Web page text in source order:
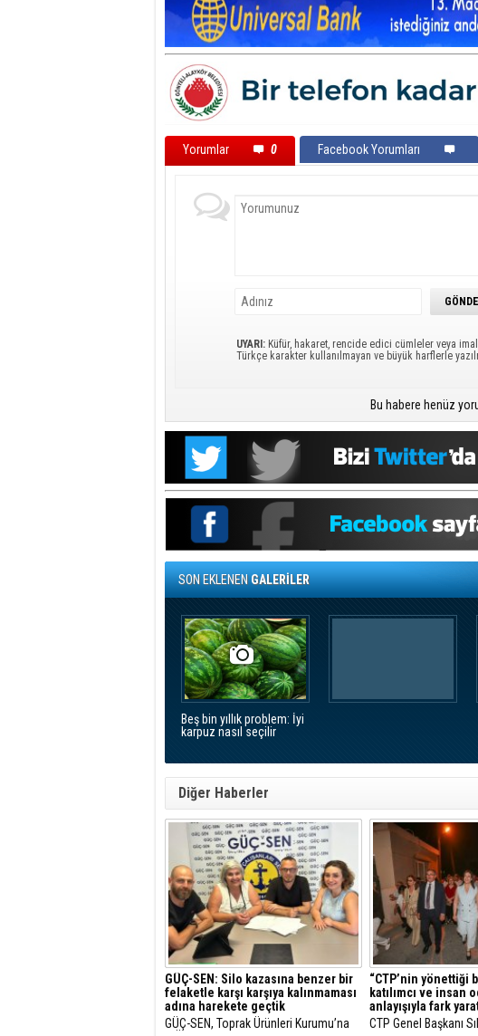
Yorumlar 0 Facebook Yorumları
UYARI: Küfür, hakaret, rencide edici cümleler veya
Türkçe karakter kullanılmayan ve büyük harflerle
Bu habere henüz
SON EKLENENGALERİLER
Beş bin yıllık problem: İyi
karpuz nasıl seçilir
Diğer Haberler
GÜÇ-SEN: Silo kazasına benzer bir
felaketle karşı karşıya kalınmaması
adına harekete geçtik
GÜÇ-SEN, Toprak Ürünleri Kurumu’na
“CTP’nin yönettiği
katılımcı ve insan
anlayışıyla fark
CTP Genel Başkanı